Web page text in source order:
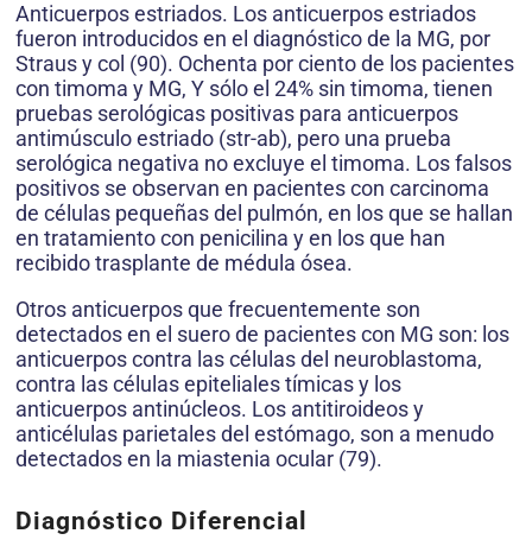
Anticuerpos estriados. Los anticuerpos estriados
fueron introducidos en el diagnóstico de la MG, por
Straus y col (90). Ochenta por ciento de los pacientes
con timoma y MG, Y sólo el 24% sin timoma, tienen
pruebas serológicas positivas para anticuerpos
antimúsculo estriado (str-ab), pero una prueba
serológica negativa no excluye el timoma. Los falsos
positivos se observan en pacientes con carcinoma
de células pequeñas del pulmón, en los que se hallan
en tratamiento con penicilina y en los que han
recibido trasplante de médula ósea.
Otros anticuerpos que frecuentemente son
detectados en el suero de pacientes con MG son: los
anticuerpos contra las células del neuroblastoma,
contra las células epiteliales tímicas y los
anticuerpos antinúcleos. Los antitiroideos y
anticélulas parietales del estómago, son a menudo
detectados en la miastenia ocular (79).
Diagnóstico Diferencial